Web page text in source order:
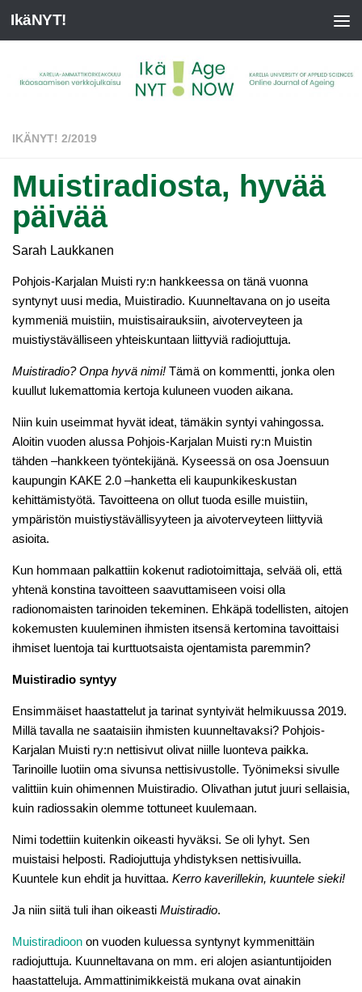
IkäNYT!
IKÄNYT! 2/2019
Muistiradiosta, hyvää
päivää
Sarah Laukkanen
Pohjois-Karjalan Muisti ry:n hankkeessa on tänä vuonna
syntynyt uusi media, Muistiradio. Kuunneltavana on jo useita
kymmeniä muistiin, muistisairauksiin, aivoterveyteen ja
muistiystävälliseen yhteiskuntaan liittyviä radiojuttuja.
Muistiradio? Onpa hyvä nimi! Tämä on kommentti, jonka olen
kuullut lukemattomia kertoja kuluneen vuoden aikana.
Niin kuin useimmat hyvät ideat, tämäkin syntyi vahingossa.
Aloitin vuoden alussa Pohjois-Karjalan Muisti ry:n Muistin
tähden –hankkeen työntekijänä. Kyseessä on osa Joensuun
kaupungin KAKE 2.0 –hanketta eli kaupunkikeskustan
kehittämistyötä. Tavoitteena on ollut tuoda esille muistiin,
ympäristön muistiystävällisyyteen ja aivoterveyteen liittyviä
asioita.
Kun hommaan palkattiin kokenut radiotoimittaja, selvää oli, että
yhtenä konstina tavoitteen saavuttamiseen voisi olla
radionomaisten tarinoiden tekeminen. Ehkäpä todellisten, aitojen
kokemusten kuuleminen ihmisten itsensä kertomina tavoittaisi
ihmiset luentoja tai kurttuotsaista ojentamista paremmin?
Muistiradio syntyy
Ensimmäiset haastattelut ja tarinat syntyivät helmikuussa 2019.
Millä tavalla ne saataisiin ihmisten kuunneltavaksi? Pohjois-
Karjalan Muisti ry:n nettisivut olivat niille luonteva paikka.
Tarinoille luotiin oma sivunsa nettisivustolle. Työnimeksi sivulle
valittiin kuin ohimennen Muistiradio. Olivathan jutut juuri sellaisia,
kuin radiossakin olemme tottuneet kuulemaan.
Nimi todettiin kuitenkin oikeasti hyväksi. Se oli lyhyt. Sen
muistaisi helposti. Radiojuttuja yhdistyksen nettisivuilla.
Kuuntele kun ehdit ja huvittaa. Kerro kaverillekin, kuuntele sieki!
Ja niin siitä tuli ihan oikeasti Muistiradio.
Muistiradioon on vuoden kuluessa syntynyt kymmenittäin
radiojuttuja. Kuunneltavana on mm. eri alojen asiantuntijoiden
haastatteluja. Ammattinimikkeistä mukana ovat ainakin